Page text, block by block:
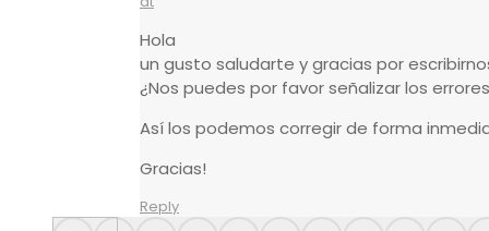
Hola
un gusto saludarte y gracias por
¿Nos puedes por favor señalizar los
Así los podemos corregir de forma
Gracias!
Reply